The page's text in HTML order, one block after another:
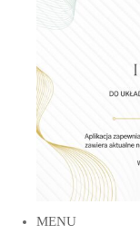
MENU